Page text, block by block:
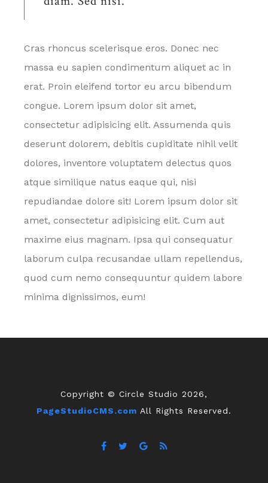
Cras rhoncus scelerisque eros. Donec nec
massa eu sapien condimentum aliquet ac in
erat. Proin eleifend tortor eu arcu bibendum
congue. Lorem ipsum dolor sit amet,
consectetur adipisicing elit. Assumenda quis
deserunt dolorem, debitis cupiditate nihil velit
dolores, inventore voluptatem delectus quos
atque similique natus eaque qui, nisi
repudiandae dolore sit! Lorem ipsum dolor sit
amet, consectetur adipisicing elit. Cum aut
maxime eius magnam. Ipsa qui consequatur
laborum culpa recusandae ullam repellendus,
quod cum nemo consequuntur quidem labore
minima dignissimos, eum!
Copyright © Circle Studio 2026,
PageStudioCMS.com All Rights Reserved.